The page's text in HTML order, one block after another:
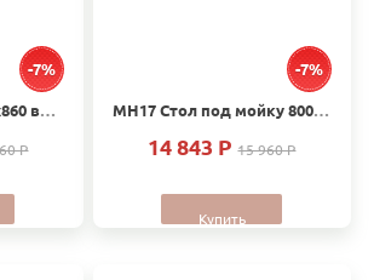
-7%
МН16 Стол 800х540х860 вставка Массив Дуб без столешницы
P
-7%
МН17 Стол под мойку 800х540х860 вставка Массив Дуб
14 843 P15 960 P
Купить